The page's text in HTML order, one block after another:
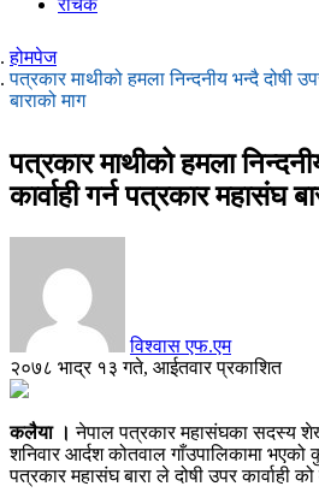
रोचक
होमपेज
पत्रकार माथीको हमला निन्दनीय भन्दै दोषी
बाराको माग
पत्रकार माथीको हमला
कार्वाही गर्न पत्रकार महासंघ
विश्वास एफ.एम
२०७८ भाद्र १३ गते, आईतवार प्रकाशित
कलैया ।नेपाल पत्रकार महासंघका सदस्य
शनिवार आर्दश कोतवाल गाँउपालिकामा भएको
पत्रकार महासंघ बारा ले दोषी उपर कार्वाही को